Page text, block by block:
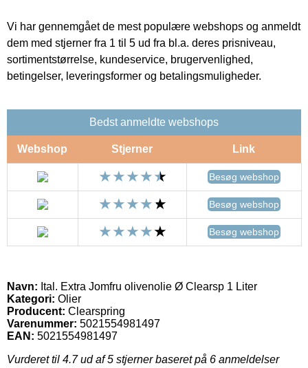
Vi har gennemgået de mest populære webshops og anmeldt
dem med stjerner fra 1 til 5 ud fra bl.a. deres prisniveau,
sortimentstørrelse, kundeservice, brugervenlighed,
betingelser, leveringsformer og betalingsmuligheder.
Bedst anmeldte webshops
Webshop Stjerner Link
Besøg webshop
Besøg webshop
Besøg webshop
Navn: Ital. Extra Jomfru olivenolie Ø Clearsp 1 Liter
Kategori: Olier
Producent: Clearspring
Varenummer: 5021554981497
EAN: 5021554981497
Vurderet til 4.7ud af 5 stjerner baseret på 6 anmeldelser